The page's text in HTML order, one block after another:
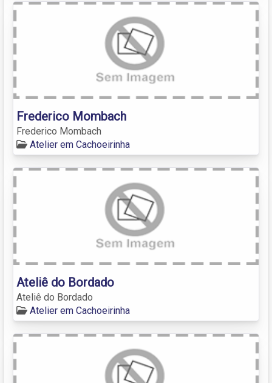
Frederico Mombach
Frederico Mombach
Atelier em Cachoeirinha
Ateliê do Bordado
Ateliê do Bordado
Atelier em Cachoeirinha